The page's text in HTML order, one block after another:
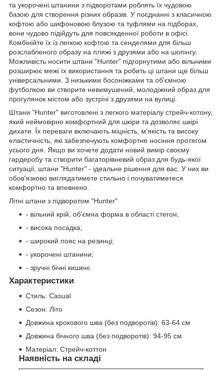
та укорочені штанини з підворотами роблять їх чудовою
базою для створення різних образів. У поєднанні з класичною
кофтою або шифоновою блузою та туфлями на підборах,
вони чудово підійдуть для повсякденної роботи в офісі.
Комбінійте їх із легкою кофтою та сенделями для більш
розслабленого образу на пляжі з друзями або на шопінгу.
Можливість носити штани "Hunter" підгорнутими або вільними
розширює межі їх використання та робить ці штани ще більш
універсальними. З низькими босоніжками та об'ємною
футболкою ви створите невимушений, молодіжний образ для
прогулянок містом або зустрічі з друзями на вулиці.
Штани "Hunter" виготовлені з легкого матеріалу стрейч-котону,
який неймовірно комфортний для шкіри та дозволяє шкірі
дихати. Їх переваги включають міцність, м'якість та високу
еластичність, які забезпечують комфортне носіння протягом
усього дня. Якщо ви хочете додати новий вимір своєму
гардеробу та створити багаторівневий образ для будь-якої
ситуації, штани "Hunter" - ідеальне рішення для вас. У них ви
обов'язково виглядатимете стильно і почуватиметеся
комфортно та впевнено.
Літні штани з підворотом "Hunter"
- вільний крій, об'ємна форма в області стегон;
- висока посадка;
- широкий пояс на резинці;
- укорочені штанини;
- зручні бічні кишені.
Характеристики
Стиль: Casual
Сезон: Літо
Довжина крокового шва (без подворотів): 63-64 см
Довжина бічного шва (без подворотів): 94-95 см
Матеріал: Стрейч-коттон
Наявність на складі